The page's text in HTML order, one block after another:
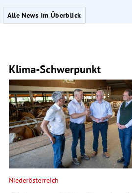
Alle News im Überblick
Klima-Schwerpunkt
Niederösterreich